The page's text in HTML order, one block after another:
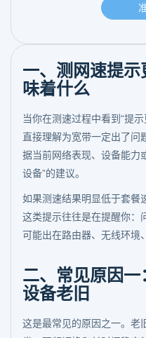
一、测网速提
味着什么
当你在测速过程中看到“提
直接理解为宽带一定出了问
据当前网络表现、设备能力
设备”的建议。
如果测速结果明显低于套餐
这类提示往往是在提醒你：
可能出在路由器、无线环境
二、常见原因
设备老旧
这是最常见的原因之一。老